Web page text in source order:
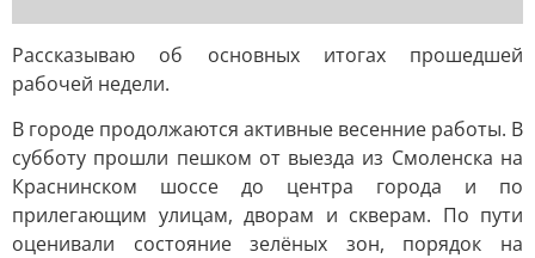
Рассказываю об основных итогах прошедшей
рабочей недели.
В городе продолжаются активные весенние работы. В
субботу прошли пешком от выезда из Смоленска на
Краснинском шоссе до центра города и по
прилегающим улицам, дворам и скверам. По пути
оценивали состояние зелёных зон, порядок на